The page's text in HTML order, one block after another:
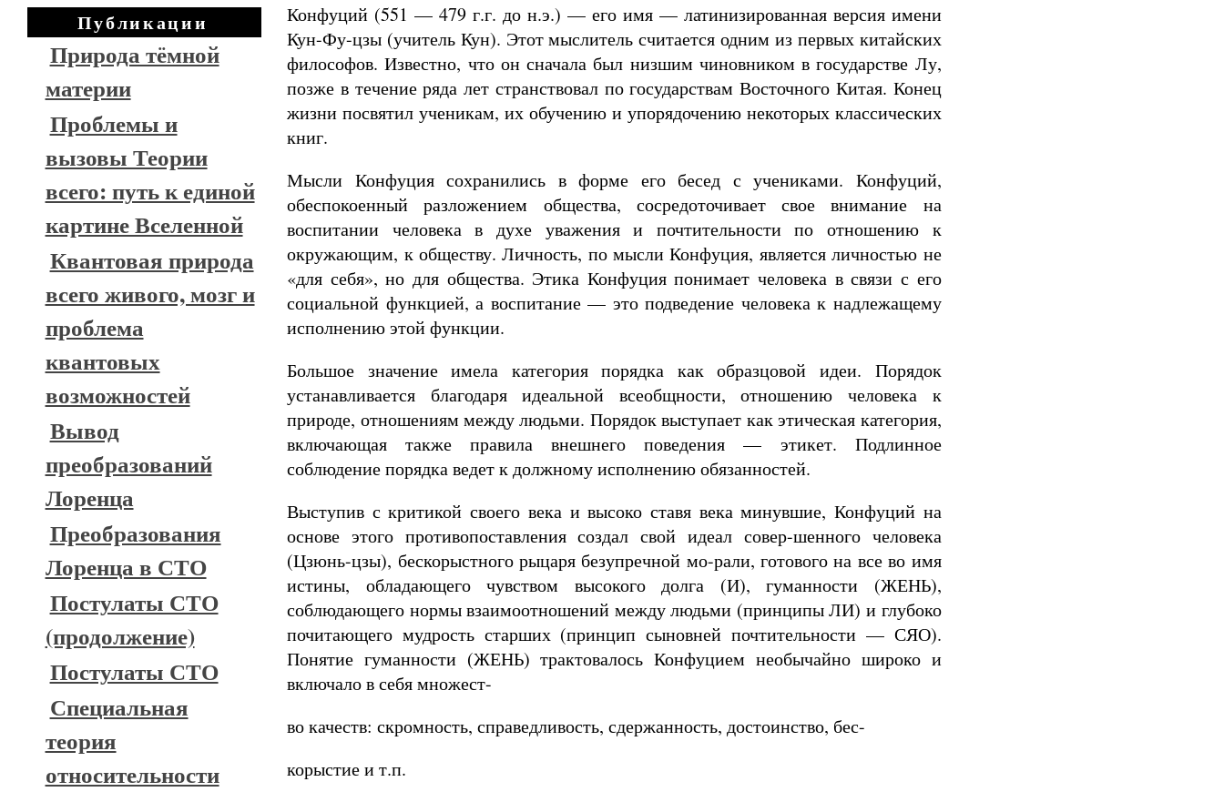
Публикации
Природа тёмной
материи
Проблемы и
вызовы Теории
всего: путь к единой
картине Вселенной
Квантовая природа
всего живого, мозг и
проблема
квантовых
возможностей
Вывод
преобразований
Лоренца
Преобразования
Лоренца в СТО
Постулаты СТО
(продолжение)
Постулаты СТО
Специальная
теория
относительности
Конфуций (551 — 479 г.г. до н.э.) — его имя — латинизированная версия имени
Кун-Фу-цзы (учитель Кун). Этот мыслитель считается одним из первых китайских
философов. Известно, что он сначала был низшим чиновником в государстве Лу,
позже в течение ряда лет странствовал по государствам Восточного Китая. Конец
жизни посвятил ученикам, их обучению и упорядочению некоторых классических
книг.
Мысли Конфуция сохранились в форме его бесед с учениками. Конфуций,
обеспокоенный разложением общества, сосредоточивает свое внимание на
воспитании человека в духе уважения и почтительности по отношению к
окружающим, к обществу. Личность, по мысли Конфуция, является личностью не
«для себя», но для общества. Этика Конфуция понимает человека в связи с его
социальной функцией, а воспитание — это подведение человека к надлежащему
исполнению этой функции.
Большое значение имела категория порядка как образцовой идеи. Порядок
устанавливается благодаря идеальной всеобщности, отношению человека к
природе, отношениям между людьми. Порядок выступает как этическая категория,
включающая также правила внешнего поведения — этикет. Подлинное
соблюдение порядка ведет к должному исполнению обязанностей.
Выступив с критикой своего века и высоко ставя века минувшие, Конфуций на
основе этого противопоставления создал свой идеал совер-шенного человека
(Цзюнь-цзы), бескорыстного рыцаря безупречной мо-рали, готового на все во имя
истины, обладающего чувством высокого долга (И), гуманности (ЖЕНЬ),
соблюдающего нормы взаимоотношений между людьми (принципы ЛИ) и глубоко
почитающего мудрость старших (принцип сыновней почтительности — СЯО).
Понятие гуманности (ЖЕНЬ) трактовалось Конфуцием необычайно широко и
включало в себя множест-
во качеств: скромность, справедливость, сдержанность, достоинство, бес-
корыстие и т.п.